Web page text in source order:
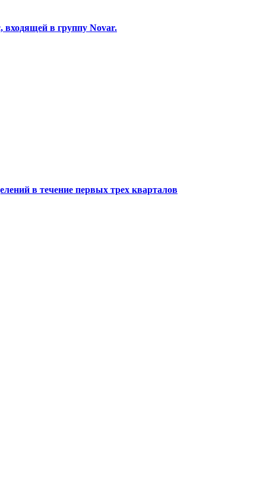
входящей в группу Novar.
в течение первых трех кварталов